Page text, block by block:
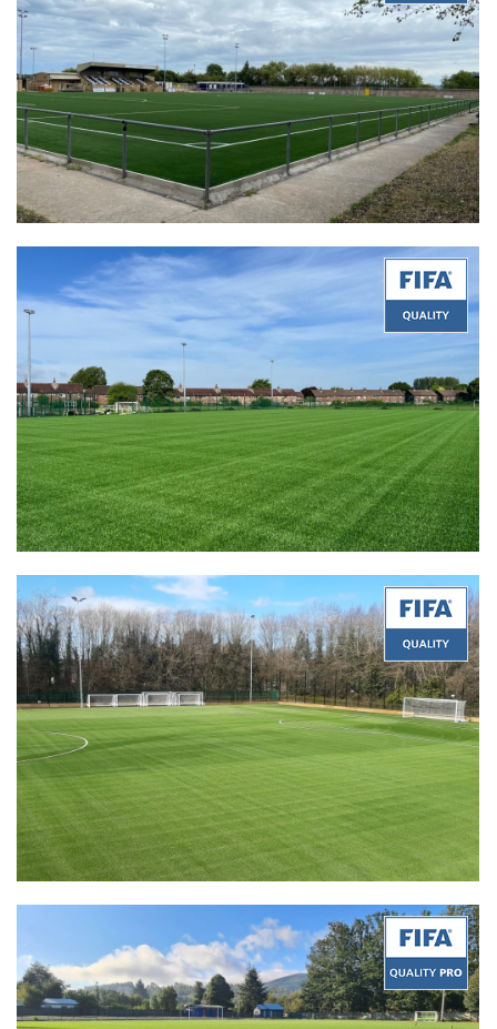
FIFA Quality Pro
Product:Superb 45-A2
Certificate Date:09/14/2022
Quality:FIFA Quality
Product:Stemgrass EX2 60-A2
Certificate Date:07/29/2022
Quality: FIFA Quality
Product:Stemgrass 60-14 PU
Certificate Date: 06/09/2022